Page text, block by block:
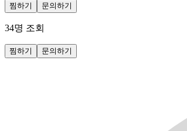
찜하기 문의하기
34명 조회
찜하기 문의하기